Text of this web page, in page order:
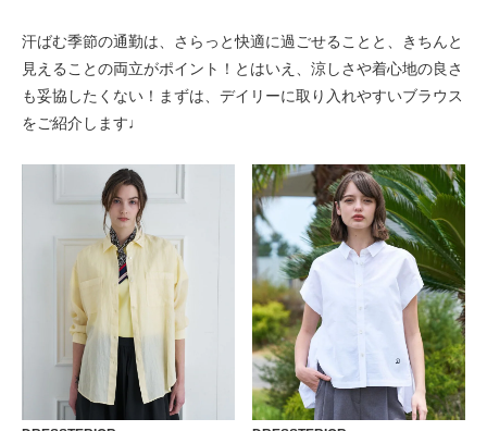
汗ばむ季節の通勤は、さらっと快適に過ごせることと、きちんと
見えることの両立がポイント！とはいえ、涼しさや着心地の良さ
も妥協したくない！まずは、デイリーに取り入れやすいブラウス
をご紹介します♩